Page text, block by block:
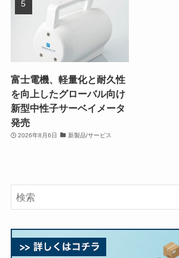
富士電機、軽量化と耐久性
を向上したグローバル向け
新型中性子サーベイメータ
発売
2026年8月6日 新製品/サービス